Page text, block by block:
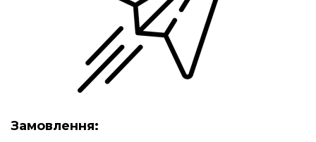
Замовлення: